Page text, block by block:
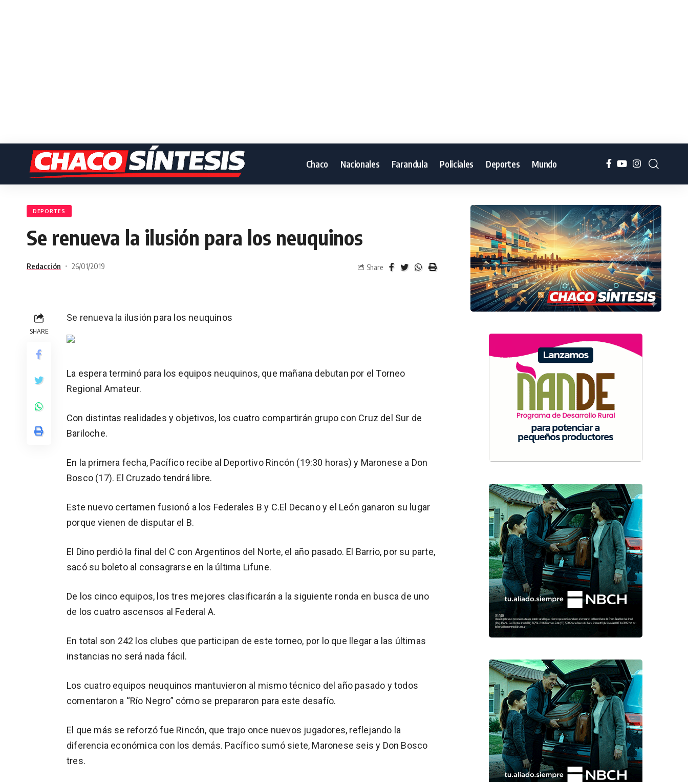
Chaco Nacionales Farandula Policiales Deportes Mundo
DEPORTES
Se renueva la ilusión para los neuquinos
Redacción 26/01/2019 Share
SHARE
Se renueva la ilusión para los neuquinos
La espera terminó para los equipos neuquinos, que mañana debutan por el Torneo
Regional Amateur.
Con distintas realidades y objetivos, los cuatro compartirán grupo con Cruz del Sur de
Bariloche.
En la primera fecha, Pacífico recibe al Deportivo Rincón (19:30 horas) y Maronese a Don
Bosco (17). El Cruzado tendrá libre.
Este nuevo certamen fusionó a los Federales B y C.El Decano y el León ganaron su lugar
porque vienen de disputar el B.
El Dino perdió la final del C con Argentinos del Norte, el año pasado. El Barrio, por su parte,
sacó su boleto al consagrarse en la última Lifune.
De los cinco equipos, los tres mejores clasificarán a la siguiente ronda en busca de uno
de los cuatro ascensos al Federal A.
En total son 242 los clubes que participan de este torneo, por lo que llegar a las últimas
instancias no será nada fácil.
Los cuatro equipos neuquinos mantuvieron al mismo técnico del año pasado y todos
comentaron a “Río Negro” cómo se prepararon para este desafío.
El que más se reforzó fue Rincón, que trajo once nuevos jugadores, reflejando la
diferencia económica con los demás. Pacífico sumó siete, Maronese seis y Don Bosco
tres.